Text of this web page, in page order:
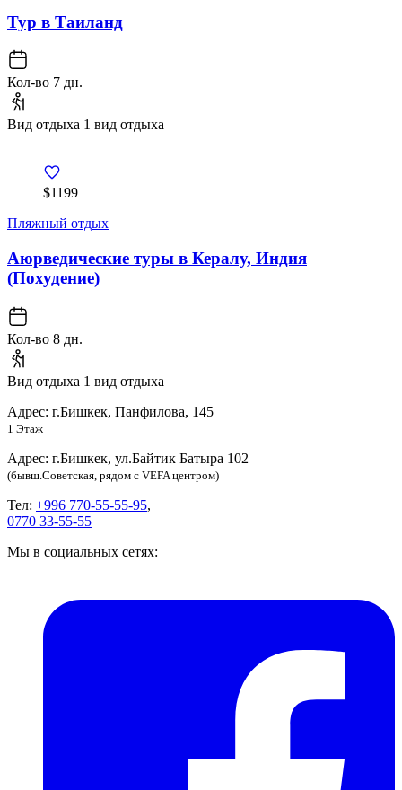
Тур в Таиланд
Кол-во 7 дн.
Вид отдыха 1 вид отдыха
$1199
Пляжный отдых
Аюрведические туры в Кералу, Индия
(Похудение)
Кол-во 8 дн.
Вид отдыха 1 вид отдыха
Адрес: г.Бишкек, Панфилова, 145
1 Этаж
Адрес: г.Бишкек, ул.Байтик Батыра 102
(бывш.Советская, рядом с VEFA центром)
Тел: +996 770-55-55-95,
0770 33-55-55
Мы в социальных сетях: